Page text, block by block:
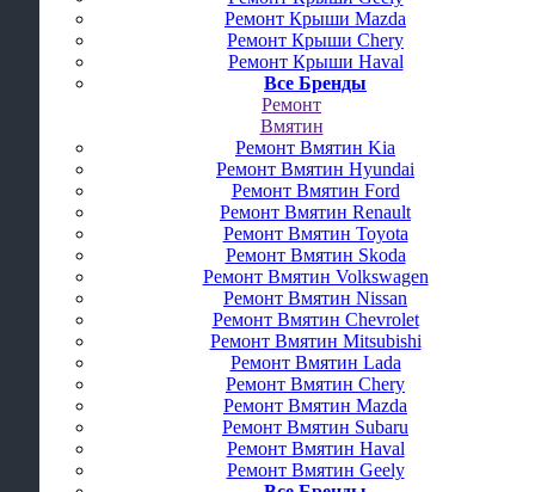
Ремонт Крыши Mazda
Ремонт Крыши Chery
Ремонт Крыши Haval
Все Бренды
Ремонт
Вмятин
Ремонт Вмятин Kia
Ремонт Вмятин Hyundai
Ремонт Вмятин Ford
Ремонт Вмятин Renault
Ремонт Вмятин Toyota
Ремонт Вмятин Skoda
Ремонт Вмятин Volkswagen
Ремонт Вмятин Nissan
Ремонт Вмятин Chevrolet
Ремонт Вмятин Mitsubishi
Ремонт Вмятин Lada
Ремонт Вмятин Chery
Ремонт Вмятин Mazda
Ремонт Вмятин Subaru
Ремонт Вмятин Haval
Ремонт Вмятин Geely